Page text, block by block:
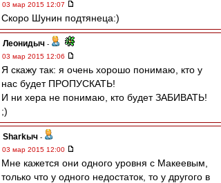
03 мар 2015 12:07
Скоро Шунин подтянеца:)
Леонидыч -
03 мар 2015 12:06
Я скажу так: я очень хорошо понимаю, кто у
нас будет ПРОПУСКАТЬ!
И ни хера не понимаю, кто будет ЗАБИВАТЬ!
;)
Sharkыч -
03 мар 2015 12:00
Мне кажется они одного уровня с Макеевым,
только что у одного недостаток, то у другого в